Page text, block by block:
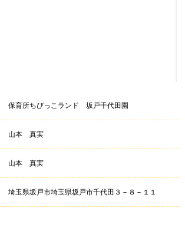
保育所ちびっこランド 坂戸千代田園
山本 真実
山本 真実
埼玉県坂戸市埼玉県坂戸市千代田３－８－１１